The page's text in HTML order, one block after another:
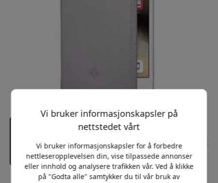
Vi bruker informasjonskapsler på
nettstedet vårt
Vi bruker informasjonskapsler for å forbedre
nettleseropplevelsen din, vise tilpassede annonser
eller innhold og analysere trafikken vår. Ved å klikke
på "Godta alle" samtykker du til vår bruk av